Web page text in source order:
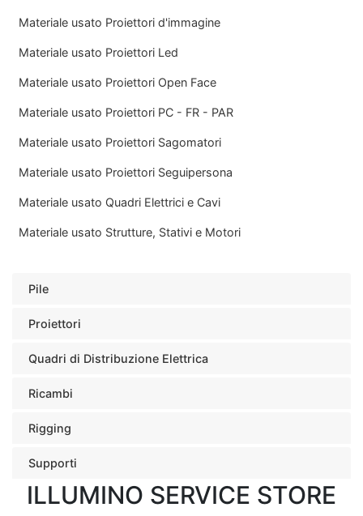
Materiale usato Proiettori d'immagine
Materiale usato Proiettori Led
Materiale usato Proiettori Open Face
Materiale usato Proiettori PC - FR - PAR
Materiale usato Proiettori Sagomatori
Materiale usato Proiettori Seguipersona
Materiale usato Quadri Elettrici e Cavi
Materiale usato Strutture, Stativi e Motori
Pile
Proiettori
Quadri di Distribuzione Elettrica
Ricambi
Rigging
Supporti
ILLUMINO SERVICE STORE